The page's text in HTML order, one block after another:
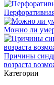
Можно ли
Причины
возраста
Категории